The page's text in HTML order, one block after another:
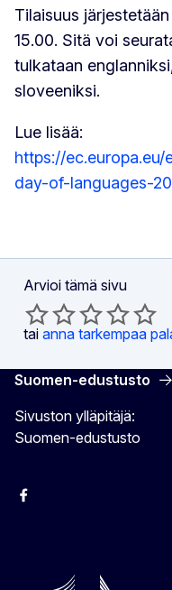
Tilaisuus
15.00. Sitä voi
tulkataan
sloveeniksi.
Lue lisää:
https://
day-of-languages-
Arvioi tämä sivu
tai anna tarkempaa
Suomen-edustusto
Sivuston ylläpitäjä:
Suomen-edustusto
Facebook